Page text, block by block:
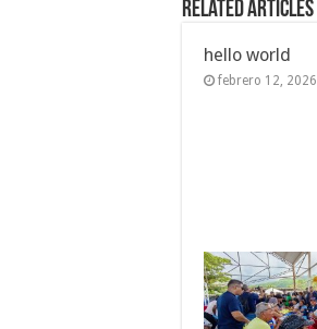
Related Articles
hello world
febrero 12, 2026